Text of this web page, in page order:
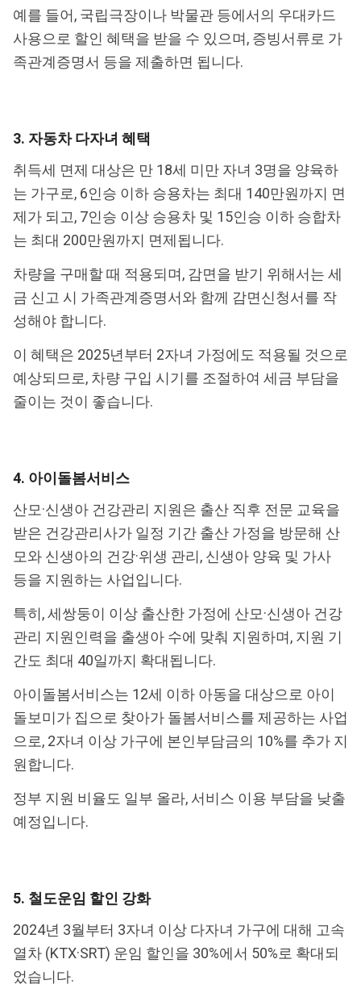
예를 들어, 국립극장이나 박물관 등에서의 우대카드
사용으로 할인 혜택을 받을 수 있으며, 증빙서류로 가
족관계증명서 등을 제출하면 됩니다.
3. 자동차 다자녀 혜택
취득세 면제 대상은 만 18세 미만 자녀 3명을 양육하
는 가구로, 6인승 이하 승용차는 최대 140만원까지 면
제가 되고, 7인승 이상 승용차 및 15인승 이하 승합차
는 최대 200만원까지 면제됩니다.
차량을 구매할 때 적용되며, 감면을 받기 위해서는 세
금 신고 시 가족관계증명서와 함께 감면신청서를 작
성해야 합니다.
이 혜택은 2025년부터 2자녀 가정에도 적용될 것으로
예상되므로, 차량 구입 시기를 조절하여 세금 부담을
줄이는 것이 좋습니다.
4. 아이돌봄서비스
산모·신생아 건강관리 지원은 출산 직후 전문 교육을
받은 건강관리사가 일정 기간 출산 가정을 방문해 산
모와 신생아의 건강·위생 관리, 신생아 양육 및 가사
등을 지원하는 사업입니다.
특히, 세쌍둥이 이상 출산한 가정에 산모·신생아 건강
관리 지원인력을 출생아 수에 맞춰 지원하며, 지원 기
간도 최대 40일까지 확대됩니다.
아이돌봄서비스는 12세 이하 아동을 대상으로 아이
돌보미가 집으로 찾아가 돌봄서비스를 제공하는 사업
으로, 2자녀 이상 가구에 본인부담금의 10%를 추가 지
원합니다.
정부 지원 비율도 일부 올라, 서비스 이용 부담을 낮출
예정입니다.
5. 철도운임 할인 강화
2024년 3월부터 3자녀 이상 다자녀 가구에 대해 고속
열차 (KTX·SRT) 운임 할인을 30%에서 50%로 확대되
었습니다.